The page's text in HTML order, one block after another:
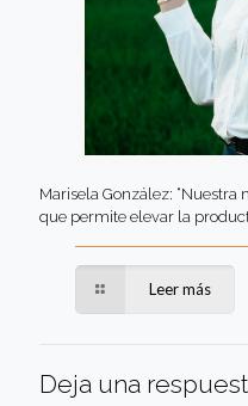
Marisela González:
que permite elevar la
Leer más
Deja una